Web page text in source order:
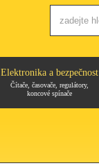
Elektronika a bezpečnost
Čítače, časovače, regulátory,
koncové spínače